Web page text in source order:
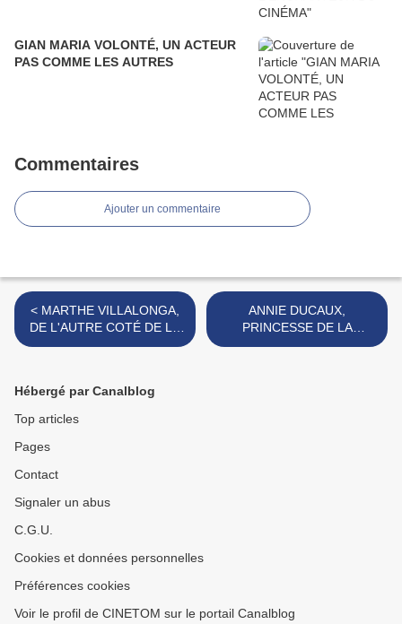
GIAN MARIA VOLONTÉ, UN ACTEUR
PAS COMME LES AUTRES
Commentaires
Ajouter un commentaire
< MARTHE VILLALONGA,
DE L'AUTRE COTÉ DE LA
MER
ANNIE DUCAUX,
PRINCESSE DE LA
TRAGÉDIE >
Hébergé par Canalblog
Top articles
Pages
Contact
Signaler un abus
C.G.U.
Cookies et données personnelles
Préférences cookies
Voir le profil de CINETOM sur le portail Canalblog